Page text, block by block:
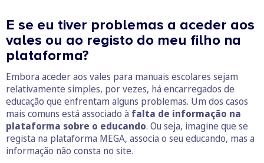
E se eu tiver problemas a aceder aos
vales ou ao registo do meu filho na
plataforma?
Embora aceder aos vales para manuais escolares sejam
relativamente simples, por vezes, há encarregados de
educação que enfrentam alguns problemas. Um dos casos
mais comuns está associado à falta de informação na
plataforma sobre o educando. Ou seja, imagine que se
regista na plataforma MEGA, associa o seu educando, mas a
informação não consta no site.